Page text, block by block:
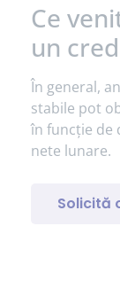
Ce
un
În general,
stabile pot
în funcție de
nete lunare.
Solicită